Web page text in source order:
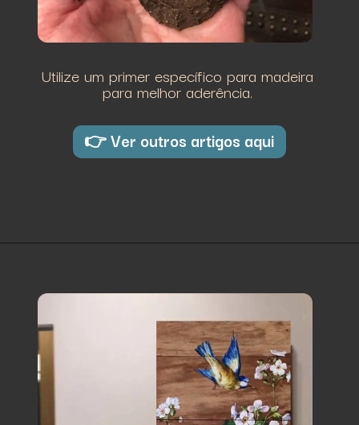
Utilize um primer específico para madeira
para melhor aderência.
👉 Ver outros artigos aqui